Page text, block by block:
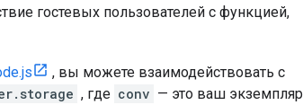
гостевых пользователей с функцией,
, вы можете взаимодействовать с
, где conv — это ваш экземпляр